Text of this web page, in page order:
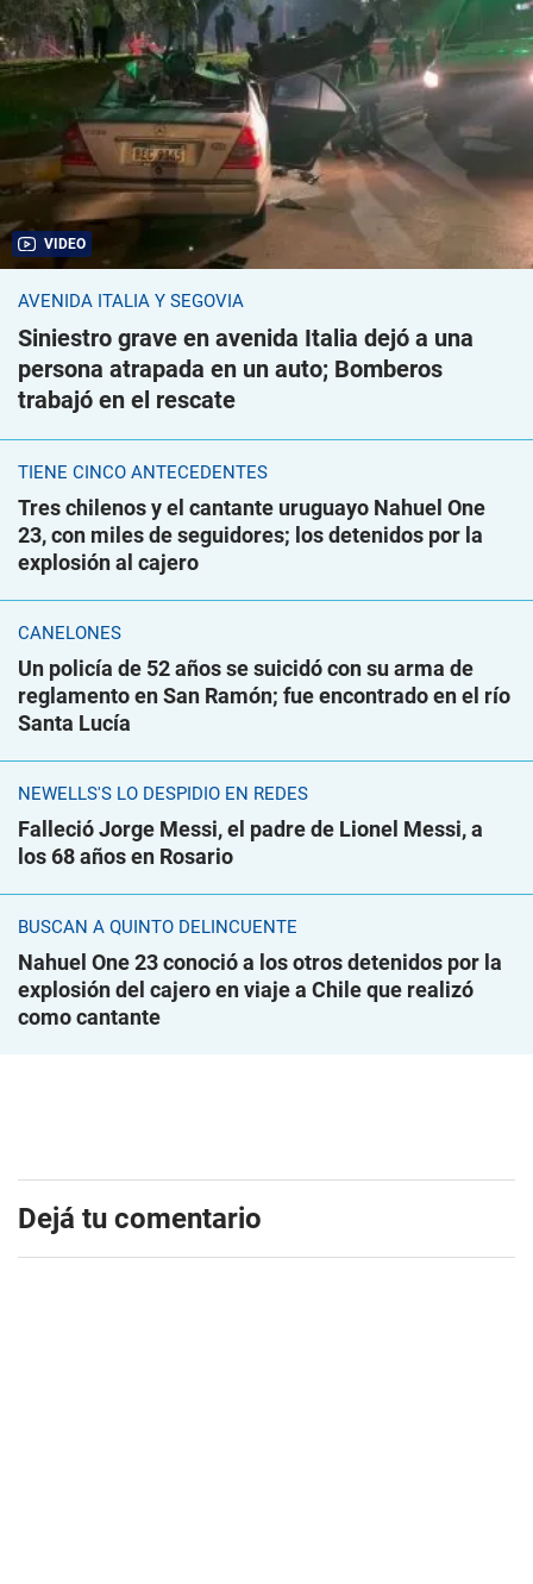
VIDEO
AVENIDA ITALIA Y SEGOVIA
Siniestro grave en avenida Italia dejó a una
persona atrapada en un auto; Bomberos
trabajó en el rescate
TIENE CINCO ANTECEDENTES
Tres chilenos y el cantante uruguayo Nahuel One
23, con miles de seguidores; los detenidos por la
explosión al cajero
CANELONES
Un policía de 52 años se suicidó con su arma de
reglamento en San Ramón; fue encontrado en el río
Santa Lucía
NEWELLS'S LO DESPIDIÓ EN REDES
Falleció Jorge Messi, el padre de Lionel Messi, a
los 68 años en Rosario
BUSCAN A QUINTO DELINCUENTE
Nahuel One 23 conoció a los otros detenidos por la
explosión del cajero en viaje a Chile que realizó
como cantante
Dejá tu comentario